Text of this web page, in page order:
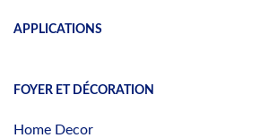
APPLICATIONS
FOYER ET DÉCORATION
Home Decor